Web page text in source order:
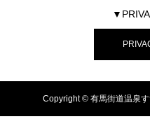
Copyright © 有馬街道温泉